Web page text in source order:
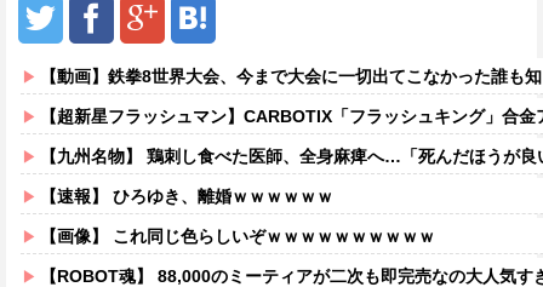
【動画】鉄拳8世界大会、今まで大会に一切出てこなかった誰も知らない無名のパキスタン人が世界王
【超新星フラッシュマン】CARBOTIX「フラッシュキング」合金ア
【九州名物】 鶏刺し食べた医師、全身麻痺へ…「死んだほうが良
【速報】 ひろゆき、離婚ｗｗｗｗｗｗ
【画像】 これ同じ色らしいぞｗｗｗｗｗｗｗｗｗｗ
【ROBOT魂】 88,000のミーティアが二次も即完売なの大人気